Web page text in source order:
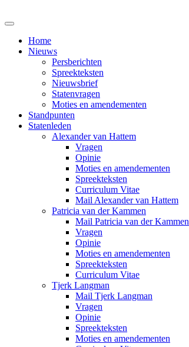
Home
Nieuws
Persberichten
Spreekteksten
Nieuwsbrief
Statenvragen
Moties en amendementen
Standpunten
Statenleden
Alexander van Hattem
Vragen
Opinie
Moties en amendementen
Spreekteksten
Curriculum Vitae
Mail Alexander van Hattem
Patricia van der Kammen
Mail Patricia van der Kammen
Vragen
Opinie
Moties en amendementen
Spreekteksten
Curriculum Vitae
Tjerk Langman
Mail Tjerk Langman
Vragen
Opinie
Spreekteksten
Moties en amendementen